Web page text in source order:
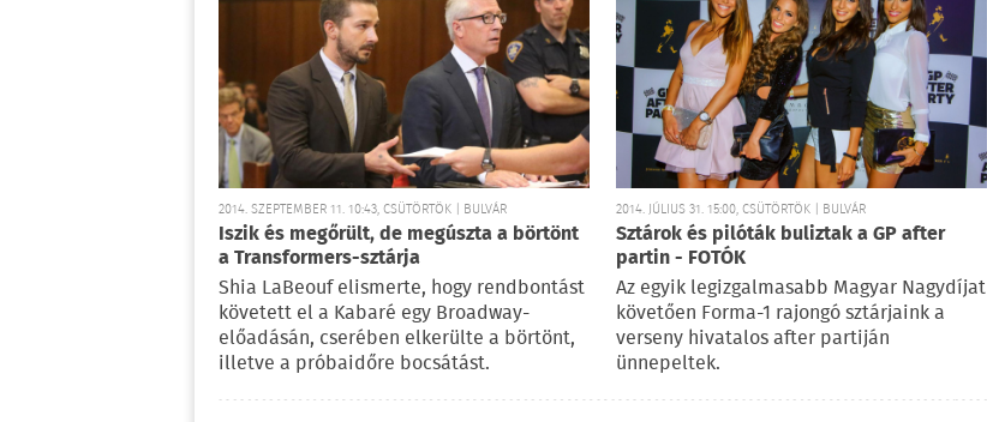
2014. SZEPTEMBER 11. 10:43, CSÜTÖRTÖK | BULVÁR
Iszik és megőrült, de megúszta a börtönt
a Transformers-sztárja
Shia LaBeouf elismerte, hogy rendbontást
követett el a Kabaré egy Broadway-
előadásán, cserében elkerülte a börtönt,
illetve a próbaidőre bocsátást.
2014. JÚLIUS 31. 15:00, CSÜTÖRTÖK | BULVÁR
Sztárok és pilóták buliztak a GP after
partin - FOTÓK
Az egyik legizgalmasabb Magyar Nagydíjat
követően Forma-1 rajongó sztárjaink a
verseny hivatalos after partiján
ünnepeltek.